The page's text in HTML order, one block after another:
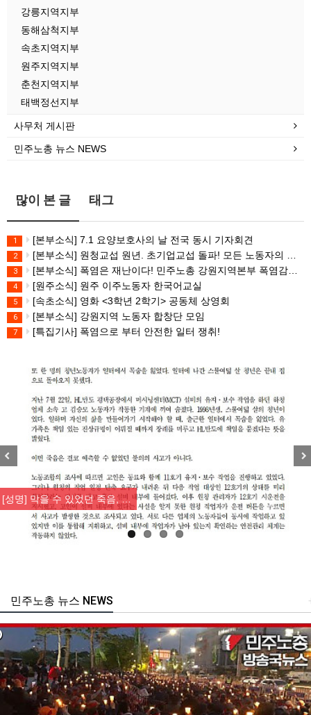
강릉지역지부
동해삼척지부
속초지역지부
원주지역지부
춘천지역지부
태백정선지부
사무처 게시판
민주노총 뉴스 NEWS
많이 본 글 태그
1 [본부소식] 7.1 요양보호사의 날 전국 동시 기자회견
2 [본부소식] 원청교섭 원년. 초기업교섭 돌파! 모든 노동자의 노동기본권 쟁취! 민주노총 7.15 총파업대회
3 [본부소식] 폭염은 재난이다! 민주노총 강원지역본부 폭염감시단 선포 기자회견
4 [원주소식] 원주 이주노동자 한국어교실
5 [속초소식] 영화 <3학년 2학기> 공동체 상영회
6 [본부소식] 강원지역 노동자 합창단 모임
7 [특집기사] 폭염으로 부터 안전한 일터 쟁취!
[성명] 막을 수 있었던 죽음, …
주노총 뉴스 NEWS